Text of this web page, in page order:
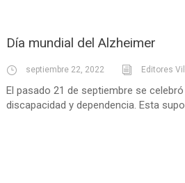
Día mundial del Alzheimer
septiembre 22, 2022 Editores
El pasado 21 de septiembre se
discapacidad y dependencia. Esta